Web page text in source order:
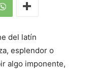
del latín
esplendor o
algo imponente,